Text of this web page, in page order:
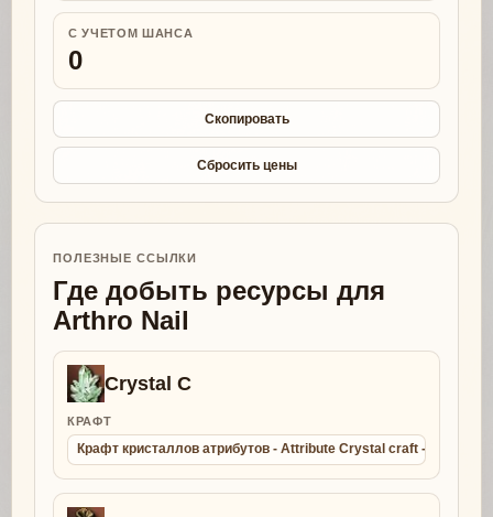
С УЧЕТОМ ШАНСА
0
Скопировать
Сбросить цены
ПОЛЕЗНЫЕ ССЫЛКИ
Где добыть ресурсы для
Arthro Nail
Crystal C
КРАФТ
Крафт кристаллов атрибутов - Attribute Crystal craft -